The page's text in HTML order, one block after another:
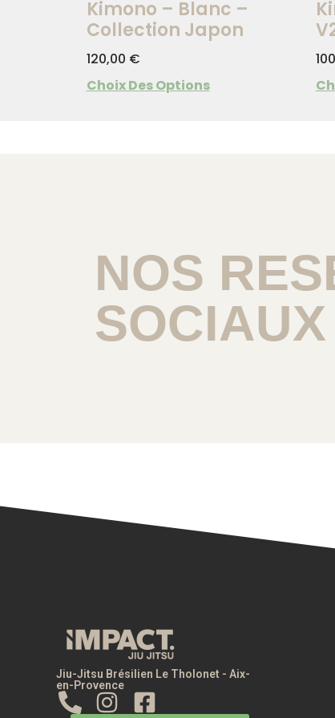
Kimono – Blanc –
Collection Japon
120,00 €
Choix Des Options
NOS
SOCIAUX
Jiu-Jitsu Brésilien Le Tholonet - Aix-
en-Provence